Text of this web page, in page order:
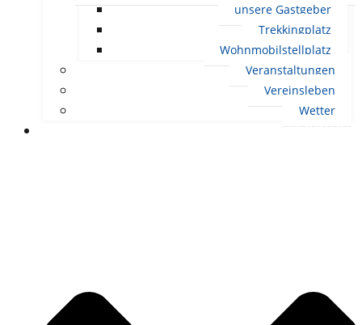
unsere Gastgeber
Trekkingplatz
Wohnmobilstellplatz
Veranstaltungen
Vereinsleben
Wetter
LEBEN IN ERNDTEBRÜCK